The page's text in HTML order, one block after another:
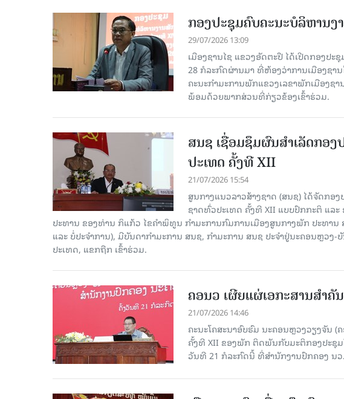
ກອງປະຊຸມຄົບຄະນະບໍລິຫານ
29/07/2026 13:09
ເມືອງຊານໄຊ ແຂວງອັດຕະປື ໄດ້ເປີດກອງປ
28 ກໍ​ລະ​ກົດ​ຜ່ານ​ມາ ທີ່ຫ້ອງວ່າການເມືອງຊາ
ຄະນະກຳມະການພັກແຂວງເລຂາພັກເມືອງຊ
ພ້ອມດ້ວຍພາກສ່ວນທີ່ກ່ຽວຂ້ອງເຂົ້າຮ່ວມ.
ສນຊ ເຊື່ອມຊຶມຜົນສໍາເລັດກອ
ປະເທດ ຄັ້ງທີ XII
21/07/2026 15:54
ສູນກາງແນວລາວສ້າງຊາດ (ສນຊ) ໄດ້ຈັດກອ
ຊາດທົ່ວປະເທດ ຄັ້ງທີ XII ແບບປົກກະຕິ ແລ
ປະທານ ຂອງທ່ານ ກິແກ້ວ ໄຂຄໍາພິທູນ ກໍາມະການກົມການເມືອງສູນກາງພັກ ປະທານ
ແລະ ບໍ່ປະຈຳການ), ມີບັນດາກຳມະການ ສນຊ, ກໍາມະການ ສນຊ ປະຈໍາຢູ່ນະຄອນຫຼວ
ປະເທດ, ແຂກຖືກ ເຂົ້າຮ່ວມ.
ຄອນວ ເຜີຍແຜ່ເອກະສານສໍາຄັ
21/07/2026 14:46
ຄະນະໂຄສະນາອົບຮົມ ນະຄອນຫຼວງວຽງຈັນ
ຄັ້ງທີ XII ຂອງພັກ ຕິດພັນກັບມະຕິກອງປະຊຸ
ວັນທີ 21 ກໍລະກົດນີ້ ທີ່ສໍານັກງານປົກຄອງ ນວ.